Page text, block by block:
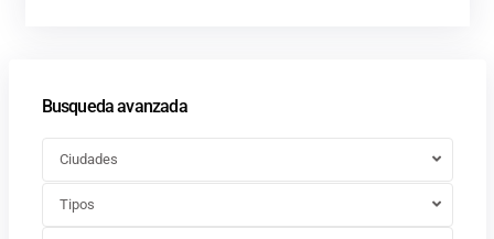
Busqueda avanzada
Ciudades
Tipos